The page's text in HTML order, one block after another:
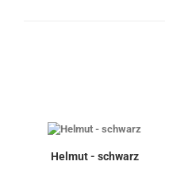
Helmut - schwarz